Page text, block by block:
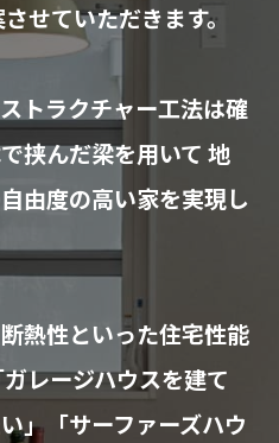
せていただきます。
トラクチャー工法は確
挟んだ梁を用いて 地
由度の高い家を実現し
熱性といった住宅性能
レージハウスを建て
」「サーファーズハウ